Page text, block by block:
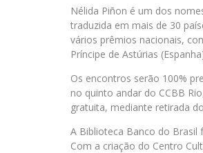
Nélida Piñon é um dos
traduzida em mais de 30
vários prêmios nacionais,
Príncipe de Astúrias
Os encontros serão 100%
no quinto andar do CCBB
gratuita, mediante retirada
A Biblioteca Banco do Brasil
Com a criação do Centro